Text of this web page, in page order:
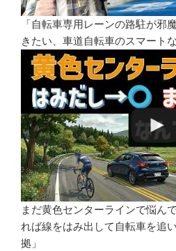
「自転車専用レーンの路駐が邪
きたい、車道自転車のスマート
まだ黄色センターラインで悩ん
れば線をはみ出して自転車を追
拠」